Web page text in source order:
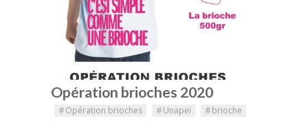
Opération brioches 2020
#Opération brioches #Unapei #brioche